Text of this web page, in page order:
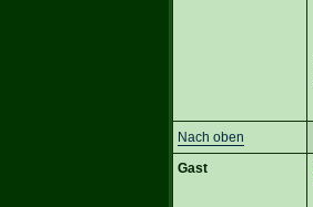
Nach oben
Gast